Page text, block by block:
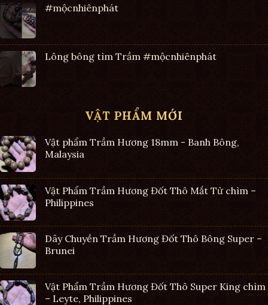
#mộcnhiênphát
Lông bông tìm Trầm #mộcnhiênphát
VẬT PHẨM MỚI
Vật phẩm Trầm Hương 18mm - Banh Bông,
Malaysia
Vật Phẩm Trầm Hương Đốt Thô Mắt Tử chìm –
Philippines
Dây Chuyền Trầm Hương Đốt Thô Bông Super –
Brunei
Vật Phẩm Trầm Hương Đốt Thô Super King chìm
– Leyte, Philippines